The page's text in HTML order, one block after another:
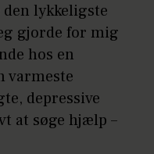
lykkeligste
gjorde for mig
hos en
varmeste
depressive
at søge hjælp –